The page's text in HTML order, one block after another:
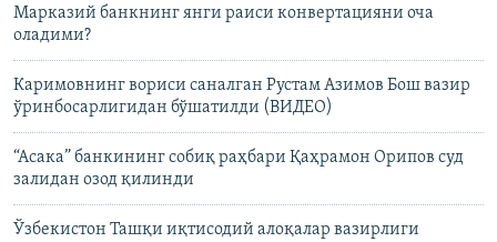
Марказий банкнинг янги раиси конвертацияни оча
оладими?
Каримовнинг вориси саналган Рустам Азимов Бош вазир
ўринбосарлигидан бўшатилди (ВИДЕО)
“Асака” банкининг собиқ раҳбари Қаҳрамон Орипов суд
залидан озод қилинди
Ўзбекистон Ташқи иқтисодий алоқалар вазирлиги